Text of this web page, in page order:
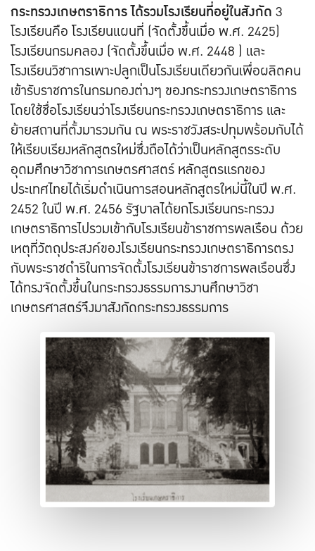
กระทรวงเกษตราธิการ ได้รวมโรงเรียนที่อยู่ในสังกัด3
โรงเรียนคือ โรงเรียนแผนที่ (จัดตั้งขึ้นเมื่อ พ.ศ. 2425)
โรงเรียนกรมคลอง (จัดตั้งขึ้นเมื่อ พ.ศ. 2448 ) และ
โรงเรียนวิชาการเพาะปลูกเป็นโรงเรียนเดียวกันเพื่อผลิตคน
เข้ารับราชการในกรมกองต่างๆ ของกระทรวงเกษตราธิการ
โดยใช้ชื่อโรงเรียนว่าโรงเรียนกระทรวงเกษตราธิการ และ
ย้ายสถานที่ตั้งมารวมกัน ณ พระราชวังสระปทุมพร้อมกับได้
ให้เรียบเรียงหลักสูตรใหม่ซึ่งถือได้ว่าเป็นหลักสูตรระดับ
อุดมศึกษาวิชาการเกษตรศาสตร์ หลักสูตรแรกของ
ประเทศไทยได้เริ่มดำเนินการสอนหลักสูตรใหม่นี้ในปี พ.ศ.
2452 ในปี พ.ศ. 2456 รัฐบาลได้ยกโรงเรียนกระทรวง
เกษตราธิการไปรวมเข้ากับโรงเรียนข้าราชการพลเรือน ด้วย
เหตุที่วัตถุประสงค์ของโรงเรียนกระทรวงเกษตราธิการตรง
กับพระราชดำริในการจัดตั้งโรงเรียนข้าราชการพลเรือนซึ่ง
ได้ทรงจัดตั้งขึ้นในกระทรวงธรรมการงานศึกษาวิชา
เกษตรศาสตร์จึงมาสังกัดกระทรวงธรรมการ